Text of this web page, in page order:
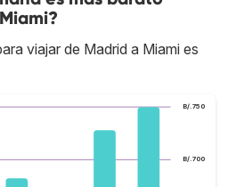
viajar de Madrid a Miami es
B/.700
B/.750